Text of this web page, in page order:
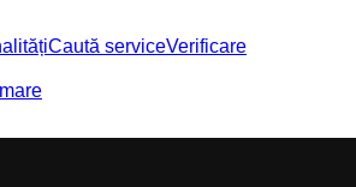
Caută serviceVerificare